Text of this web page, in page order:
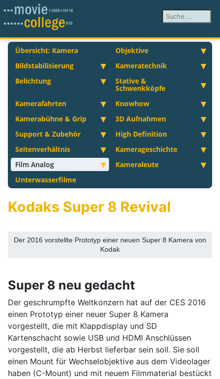
Suchen ...
Übersicht: Kamera
Objektive
Bildstabilisierung
Kameratechnik
Belichtung
Stative &
Schwenkköpfe
Kamerafahrten
Knowhow
Kamerabühne & Grip
3D Aufnahmen
Support & Zubehör
High Definition
Seitenverhältnis
Kamerageschichte
Film Analog
Kameraleute
Unterwasserfilme
Kodaks Super 8 Revival
Der 2016 vorstellte Prototyp einer neuen Super 8 Kamera von
Kodak
Super 8 neu gedacht
Der geschrumpfte Weltkonzern hat auf der CES 2016
einen Prototyp einer neuer Super 8 Kamera
vorgestellt, die mit Klappdisplay und SD
Kartenschacht sowie USB und HDMI Anschlüssen
vorgestellt, die ab Herbst lieferbar sein soll. Sie soll
einen Mount für Wechselobjektive aus dem Videolager
haben (C-Mount) und mit neuem Filmmaterial bestückt